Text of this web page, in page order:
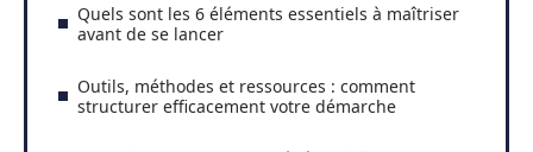
Quels sont les 6 éléments essentiels à maîtriser
avant de se lancer
Outils, méthodes et ressources : comment
structurer efficacement votre démarche